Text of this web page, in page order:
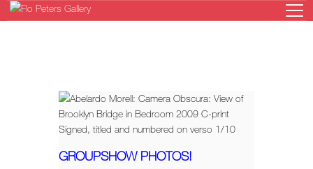
HOME
GALERIE
KÜNSTLER
AUSSTELLUNGEN
GROUPSHOW PHOTOS!